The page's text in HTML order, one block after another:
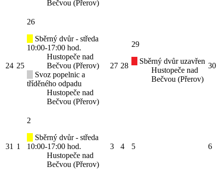
Bečvou (Přerov)
24 25
26
Sběrný dvůr - středa
10:00-17:00 hod.
Hustopeče nad
Bečvou (Přerov)
Svoz popelnic a
tříděného odpadu
Hustopeče nad
Bečvou (Přerov)
27 28
29
Sběrný dvůr uzavřen
Hustopeče nad
Bečvou (Přerov)
30
31 1
2
Sběrný dvůr - středa
10:00-17:00 hod.
Hustopeče nad
Bečvou (Přerov)
3 4 5 6